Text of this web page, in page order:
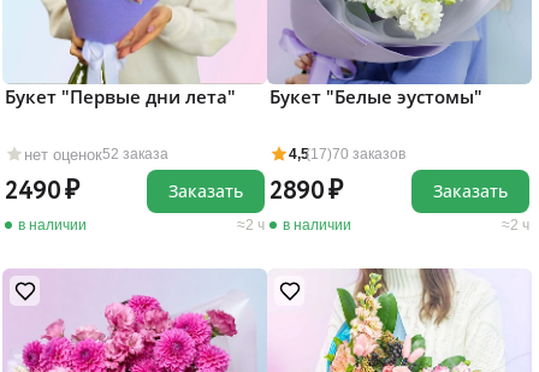
нет оценок52 заказа
Букет "Первые дни лета"
2490
в наличии 2 ч
Заказать
4,5(17)70 заказов
Букет "Белые эустомы"
2890
в наличии 2 ч
Заказать